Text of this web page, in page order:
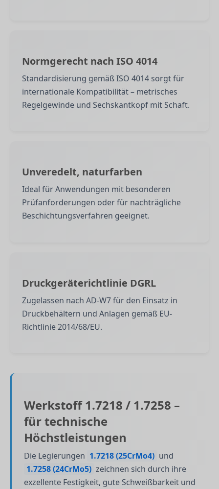
Normgerecht nach ISO 4014
Standardisierung gemäß ISO 4014 sorgt für
internationale Kompatibilität – metrisches
Regelgewinde und Sechskantkopf mit Schaft.
Unveredelt, naturfarben
Ideal für Anwendungen mit besonderen
Prüfanforderungen oder für nachträgliche
Beschichtungsverfahren geeignet.
Druckgeräterichtlinie DGRL
Zugelassen nach AD-W7 für den Einsatz in
Druckbehältern und Anlagen gemäß EU-
Richtlinie 2014/68/EU.
Werkstoff 1.7218 / 1.7258 –
für technische
Höchstleistungen
Die Legierungen 1.7218 (25CrMo4) und
1.7258 (24CrMo5) zeichnen sich durch ihre
exzellente Festigkeit, gute Schweißbarkeit und